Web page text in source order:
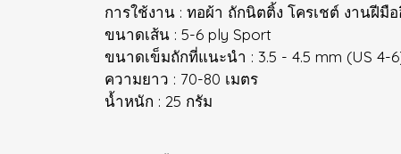
การใช้งาน : ทอผ้า ถักนิตติ้ง โครเชต์ งานฝีมื
ขนาดเส้น : 5-6 ply Sport
ขนาดเข็มถักที่แนะนำ : 3.5 - 4.5 mm (US 4-
ความยาว : 70-80 เมตร
น้ำหนัก : 25 กรัม